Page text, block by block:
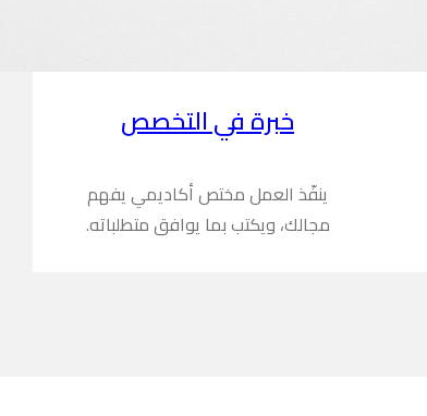
خبرة في التخصص
ينفّذ العمل مختص أكاديمي يفهم
مجالك، ويكتب بما يوافق متطلباته.